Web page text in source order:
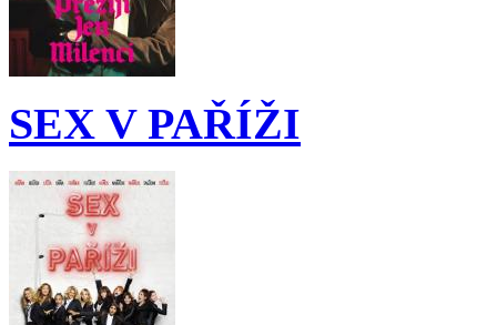
SEX V PAŘÍŽI